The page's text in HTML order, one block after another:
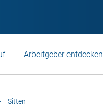
Arbeitgeber entdecken
Sitten